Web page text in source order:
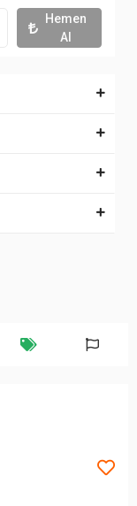
Hemen
Al